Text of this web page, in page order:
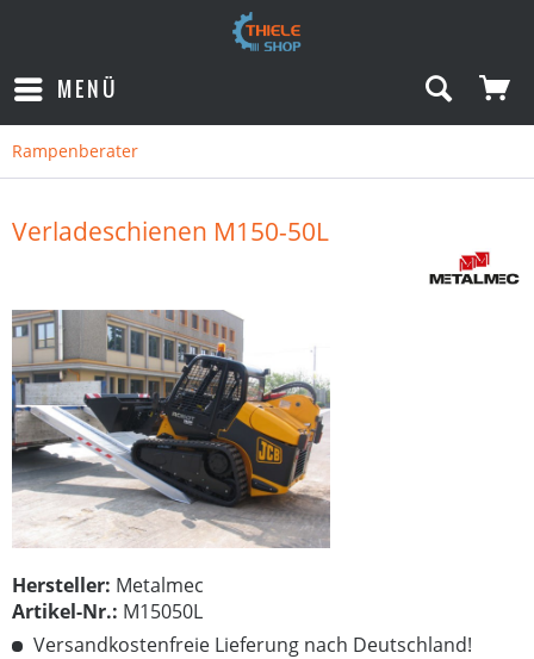
MENÜ
Rampenberater
Verladeschienen M150-50L
Hersteller: Metalmec
Artikel-Nr.: M15050L
Versandkostenfreie Lieferung nach Deutschland!